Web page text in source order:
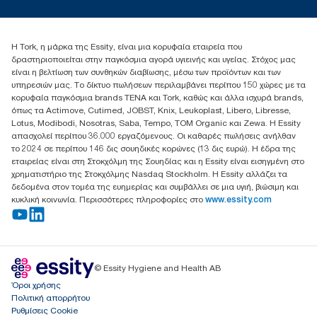
+302102705722
17th klm.National Road Athens-Lamia &2 Kalamatas
14564 N.Kifissia, Athens-Greece
Mob: +306932474930 (για Ελλάδα & Κύπρο)
Η Tork, η μάρκα της Essity, είναι μια κορυφαία εταιρεία που
δραστηριοποιείται στην παγκόσμια αγορά υγιεινής και υγείας. Στόχος μας
είναι η βελτίωση των συνθηκών διαβίωσης, μέσω των προϊόντων και των
υπηρεσιών μας. Το δίκτυο πωλήσεων περιλαμβάνει περίπου 150 χώρες με τα
κορυφαία παγκόσμια brands TENA και Tork, καθώς και άλλα ισχυρά brands,
όπως τα Actimove, Cutimed, JOBST, Knix, Leukoplast, Libero, Libresse,
Lotus, Modibodi, Nosotras, Saba, Tempo, TOM Organic και Zewa. Η Essity
απασχολεί περίπου 36.000 εργαζόμενους. Οι καθαρές πωλήσεις ανήλθαν
το 2024 σε περίπου 146 δις σουηδικές κορώνες (13 δις ευρώ). Η έδρα της
εταιρείας είναι στη Στοκχόλμη της Σουηδίας και η Essity είναι εισηγμένη στο
χρηματιστήριο της Στοκχόλμης Nasdaq Stockholm. Η Essity αλλάζει τα
δεδομένα στον τομέα της ευημερίας και συμβάλλει σε μια υγιή, βιώσιμη και
κυκλική κοινωνία. Περισσότερες πληροφορίες στο www.essity.com
© Essity Hygiene and Health AB
Όροι χρήσης
Πολιτική απορρήτου
Ρυθμίσεις Cookie